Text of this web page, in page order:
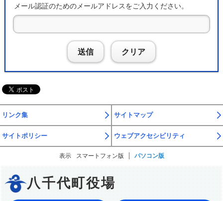
メール認証のためのメールアドレスをご入力ください。
送信 クリア
リンク集 サイトマップ
サイトポリシー ウェブアクセシビリティ
表示 スマートフォン版 パソコン版
八千代町役場